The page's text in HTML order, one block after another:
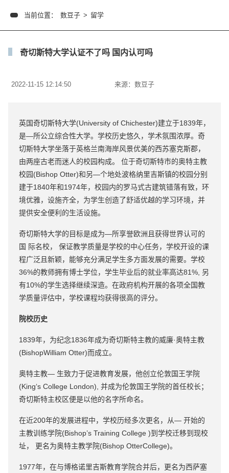
当前位置： 数豆子 > 留学
奇切斯特大学认证不了吗 国内认可吗
2022-11-15 12:14:50 来源： 数豆子
英国奇切斯特大学(University of Chichester)建立于1839年，
是—所公立综合性大学。学校历史悠久，学术氛围浓厚。奇
切斯特大学坐落于英格兰南海岸风景优美的西苏塞克斯郡，
由两座古老而迷人的校园构成。 位于奇切斯特市的奥特主教
校园(Bishop Otter)和另—个地处波格纳里吉斯镇的校园分别
建于1840年和1974年，校园内的罗马式古建筑错落有致，环
境优雅，设施齐全，为学生创造了舒适优越的学习环境，并
提供安全便利的生活设施。
奇切斯特大学的目标是成为—所享誉欧洲且获得世界认可的
国 际名校， 保证教学质量是学校的中心任务，学校开设的课
程广泛且新颖，能够充分满足学生多方面发展的需要。学校
36%的教师拥有博士学位，学生毕业后的就业率高达81%, 另
有10%的学生选择继续深造。在政府机构开展的各项全国教
学质量评估中，学校课程均获得很高的评分。
院校历史
1839年，为纪念1836年成为奇切斯特主教的威廉·奥特主教
(BishopWilliam Otter)而成立。
奥特主教— 生致力于促进教育发展，他创立伦敦国王学院
(King‘s College London), 并成为伦敦国王学院的首任校长；
奇切斯特主校区便是以他的名字所命名。
在近200年的发展进程中，学校历经多次更名，从— 开始的
主教训练学院(Bishop’s Training College )到学校迁移到现校
址， 更名为奥特主教学院(Bishop OtterCollege)。
1977年，在与博格诺里吉斯教育学院合并后，更名为西萨塞